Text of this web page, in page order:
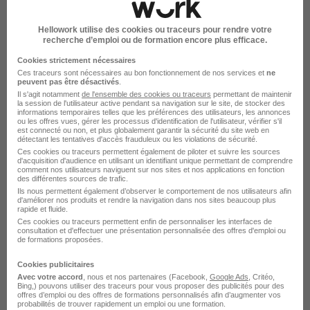
Voir l’offre
il y a 18 jours
RÉSULTATS PROCHES
Les offres ci-dessous sont basées sur les mots-clés de votre
recherche
Alternance BTS Gestion et Maîtrise de
l'Eau H/F
Veolia Eau
Cambrai - 59 Alternance 882 - 2 051 € / mois
Hellowork utilise des cookies ou traceurs pour rendre votre
recherche d’emploi ou de formation encore plus efficace.
Cookies strictement nécessaires
Ces traceurs sont nécessaires au bon fonctionnement de nos services et ne
peuvent pas être désactivés
Il s'agit notamment de l'ensemble des cookies ou traceurs permettant de maintenir
la session de l'utilisateur active pendant sa navigation sur le site, de stocker des
informations temporaires telles que les préférences des utilisateurs, les annonces
ou les offres vues, gérer les processus d'identification de l'utilisateur, vérifier s'il
est connecté ou non, et plus globalement garantir la sécurité du site web en
détectant les tentatives d'accès frauduleux ou les violations de sécurité.
Ces cookies ou traceurs permettent également de piloter et suivre les sources
d'acquisition d'audience en utilisant un identifiant unique permettant de comprendre
comment nos utilisateurs naviguent sur nos sites et nos applications en fonction
des différentes sources de trafic.
Ils nous permettent également d’observer le comportement de nos utilisateurs afin
d'améliorer nos produits et rendre la navigation dans nos sites beaucoup plus
rapide et fluide.
Ces cookies ou traceurs permettent enfin de personnaliser les interfaces de
consultation et d'effectuer une présentation personnalisée des offres d'emploi ou
de formations proposées.
Cookies publicitaires
Avec votre accord , nous et nos partenaires (Facebook, Google Ads , Critéo,
Bing,) pouvons utiliser des traceurs pour vous proposer des publicités pour des
offres d’emploi ou des offres de formations personnalisés afin d’augmenter vos
probabilités de trouver rapidement un emploi ou une formation.